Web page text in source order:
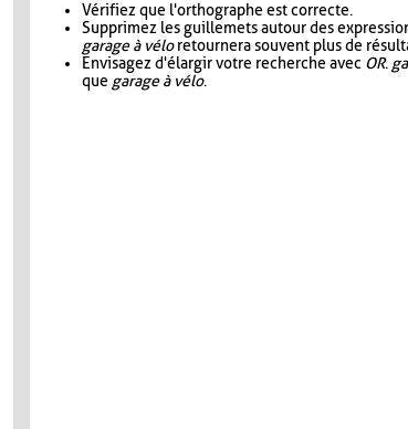
Vérifiez que l'orthographe est correcte.
Supprimez les guillemets autour des
garage à véloretournera souvent plus de
Envisagez d'élargir votre recherche avec OR.
que garage à vélo.